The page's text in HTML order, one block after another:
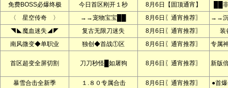
免费BOSS必爆终极
今日首区刚开１秒 8月6日【固顶通宵】
██
〈 星空传奇 〉
→→宠物宝宝██ 8月6日〖通宵推荐〗
→→
◥◣魔血迷失◢◤
复古无限刀迷失 8月6日〖通宵推荐〗
装
南风微变◆单职业
独创◆首战①区 8月6日〖通宵推荐〗 专属
首区超变全屏切割 刀刀秒怪█如屠狗 8月6日〖通宵推荐〗 新版
暴雪合击全新季 １.８０专属合击 8月6日〖通宵推荐〗
●首